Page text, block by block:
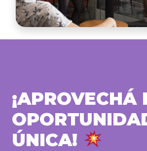
¡APROVECHÁ
ÚNICA!